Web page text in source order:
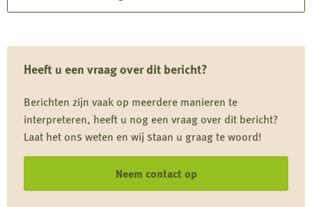
Heeft u een vraag over dit bericht?
Berichten zijn vaak op meerdere manieren te
interpreteren, heeft u nog een vraag over dit bericht?
Laat het ons weten en wij staan u graag te woord!
Neem contact op
Driekwart
kattendieet
komt
natuur